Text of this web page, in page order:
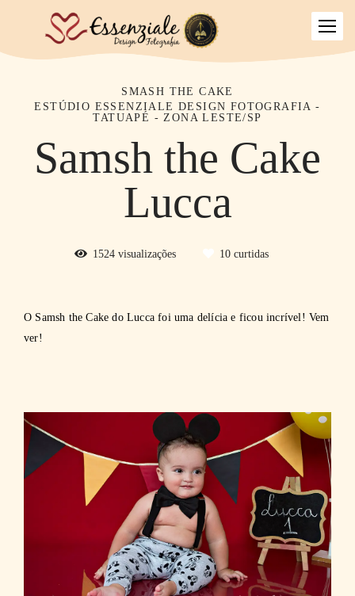
SMASH THE CAKE
ESTÚDIO ESSENZIALE DESIGN FOTOGRAFIA -
TATUAPÉ - ZONA LESTE/SP
Samsh the Cake
Lucca
1524 visualizações 10 curtidas
O Samsh the Cake do Lucca foi uma delícia e ficou incrível! Vem
ver!